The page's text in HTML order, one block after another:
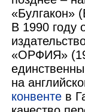
«Булгакон»
В 1990 году
«ОРФИЯ»
на
конвенте в